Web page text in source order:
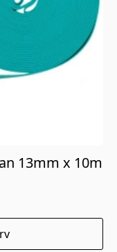
13mm x 10m